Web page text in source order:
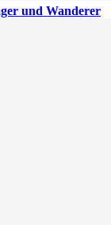
und Wanderer